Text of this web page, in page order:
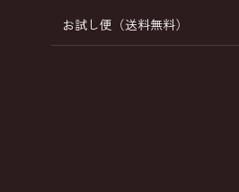
お試し便（送料無料）